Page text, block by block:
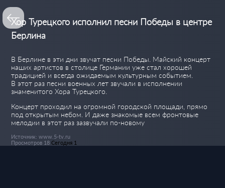
Хор Турецкого исполнил песни Победы в центре
Берлина
В Берлине в эти дни звучат песни Победы. Майский концерт
наших артистов в столице Германии уже стал хорошей
традицией и всегда ожидаемым культурным событием.
В этот раз песни военных лет звучали в исполнении
знаменитого Хора Турецкого.
Концерт проходил на огромной городской площади, прямо
под открытым небом. И даже знакомые всем фронтовые
мелодии в этот раз зазвучали по-новому
Источник: www.5-tv.ru
Просмотров 18 Сегодня 1